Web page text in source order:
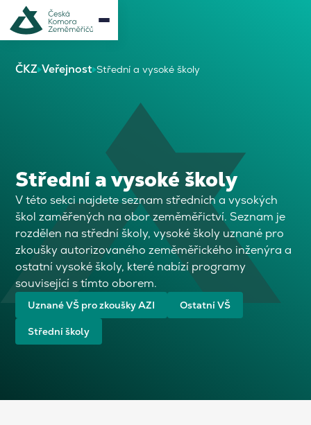
ČKZ Veřejnost Střední a vysoké školy
Střední a vysoké školy
V této sekci najdete seznam středních a vysokých
škol zaměřených na obor zeměměřictví. Seznam je
rozdělen na střední školy, vysoké školy uznané pro
zkoušky autorizovaného zeměměřického inženýra a
ostatní vysoké školy, které nabízí programy
související s tímto oborem.
Uznané VŠ pro zkoušky AZI Ostatní VŠ
Střední školy